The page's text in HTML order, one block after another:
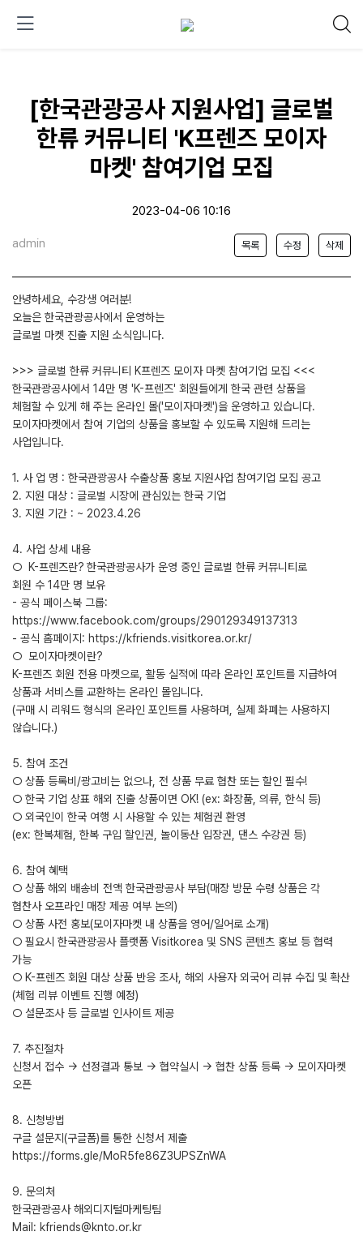
[한국관광공사 지원사업] 글로벌
한류 커뮤니티 'K프렌즈 모이자
마켓' 참여기업 모집
2023-04-06 10:16
admin 목록 수정 삭제
안녕하세요, 수강생 여러분!
오늘은 한국관광공사에서 운영하는
글로벌 마켓 진출 지원 소식입니다.
>>> 글로벌 한류 커뮤니티 K프렌즈 모이자 마켓 참여기업 모집 <<<
한국관광공사에서 14만 명 'K-프렌즈' 회원들에게 한국 관련 상품을
체험할 수 있게 해 주는 온라인 몰('모이자마켓')을 운영하고 있습니다.
모이자마켓에서 참여 기업의 상품을 홍보할 수 있도록 지원해 드리는
사업입니다.
1. 사 업 명 : 한국관광공사 수출상품 홍보 지원사업 참여기업 모집 공고
2. 지원 대상 : 글로벌 시장에 관심있는 한국 기업
3. 지원 기간 : ~ 2023.4.26
4. 사업 상세 내용
○ K-프렌즈란? 한국관광공사가 운영 중인 글로벌 한류 커뮤니티로
회원 수 14만 명 보유
- 공식 페이스북 그룹:
https://www.facebook.com/groups/290129349137313
- 공식 홈페이지: https://kfriends.visitkorea.or.kr/
○ 모이자마켓이란?
K-프렌즈 회원 전용 마켓으로, 활동 실적에 따라 온라인 포인트를 지급하여
상품과 서비스를 교환하는 온라인 몰입니다.
(구매 시 리워드 형식의 온라인 포인트를 사용하며, 실제 화폐는 사용하지
않습니다.)
5. 참여 조건
○ 상품 등록비/광고비는 없으나, 전 상품 무료 협찬 또는 할인 필수!
○ 한국 기업 상표 해외 진출 상품이면 OK! (ex: 화장품, 의류, 한식 등)
○ 외국인이 한국 여행 시 사용할 수 있는 체험권 환영
(ex: 한복체험, 한복 구입 할인권, 놀이동산 입장권, 댄스 수강권 등)
6. 참여 혜택
○ 상품 해외 배송비 전액 한국관광공사 부담(매장 방문 수령 상품은 각
협찬사 오프라인 매장 제공 여부 논의)
○ 상품 사전 홍보(모이자마켓 내 상품을 영어/일어로 소개)
○ 필요시 한국관광공사 플랫폼 Visitkorea 및 SNS 콘텐츠 홍보 등 협력
가능
○ K-프렌즈 회원 대상 상품 반응 조사, 해외 사용자 외국어 리뷰 수집 및 확산
(체험 리뷰 이벤트 진행 예정)
○ 설문조사 등 글로벌 인사이트 제공
7. 추진절차
신청서 접수 → 선정결과 통보 → 협약실시 → 협찬 상품 등록 → 모이자마켓
오픈
8. 신청방법
구글 설문지(구글폼)를 통한 신청서 제출
https://forms.gle/MoR5fe86Z3UPSZnWA
9. 문의처
한국관광공사 해외디지털마케팅팀
Mail: kfriends@knto.or.kr